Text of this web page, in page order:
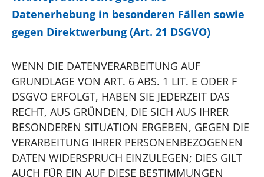
Datenerhebung in besonderen Fällen sowie
gegen Direktwerbung (Art. 21 DSGVO)
WENN DIE DATENVERARBEITUNG AUF
GRUNDLAGE VON ART. 6 ABS. 1 LIT. E ODER F
DSGVO ERFOLGT, HABEN SIE JEDERZEIT DAS
RECHT, AUS GRÜNDEN, DIE SICH AUS IHRER
BESONDEREN SITUATION ERGEBEN, GEGEN DIE
VERARBEITUNG IHRER PERSONENBEZOGENEN
DATEN WIDERSPRUCH EINZULEGEN; DIES GILT
AUCH FÜR EIN AUF DIESE BESTIMMUNGEN